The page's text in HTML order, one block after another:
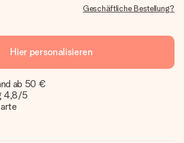
Geschäftliche Bestellung?
Hier personalisieren
ab 50 €
4,8/5